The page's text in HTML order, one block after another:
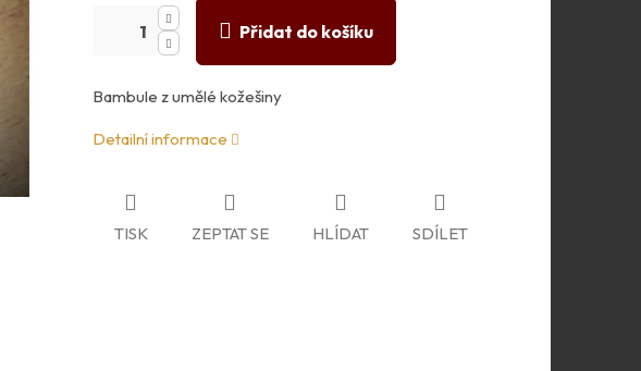
Přidat do košíku
Bambule z umělé kožešiny
Detailní informace
TISK ZEPTAT SE HLÍDAT SDÍLET